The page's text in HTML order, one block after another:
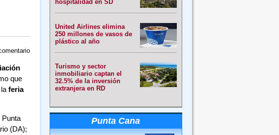
que
feria
Punta
(DA);
hospitalidad en SD
United Airlines elimina
250 millones de vasos de
plástico al año
Turismo y sector
inmobiliario captan el
32.5% de la inversión
extranjera en RD
Punta Cana